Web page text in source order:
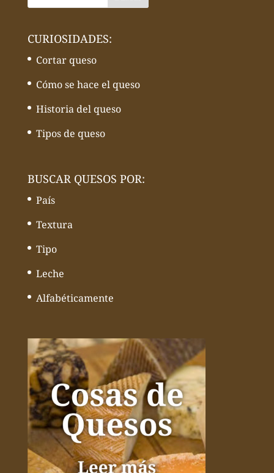
CURIOSIDADES:
Cortar queso
Cómo se hace el queso
Historia del queso
Tipos de queso
BUSCAR QUESOS POR:
País
Textura
Tipo
Leche
Alfabéticamente